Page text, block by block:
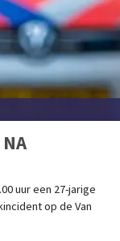
uur een 27-jarige
op de Van